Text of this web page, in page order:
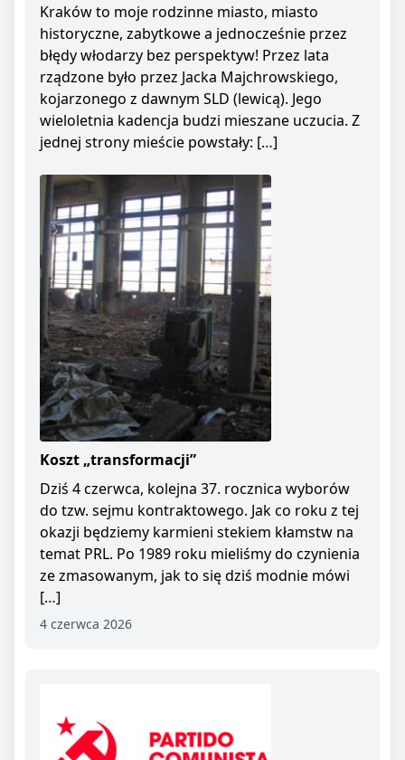
Kraków to moje rodzinne miasto, miasto
historyczne, zabytkowe a jednocześnie przez
błędy włodarzy bez perspektyw! Przez lata
rządzone było przez Jacka Majchrowskiego,
kojarzonego z dawnym SLD (lewicą). Jego
wieloletnia kadencja budzi mieszane uczucia. Z
jednej strony mieście powstały: […]
Koszt „transformacji”
Dziś 4 czerwca, kolejna 37. rocznica wyborów
do tzw. sejmu kontraktowego. Jak co roku z tej
okazji będziemy karmieni stekiem kłamstw na
temat PRL. Po 1989 roku mieliśmy do czynienia
ze zmasowanym, jak to się dziś modnie mówi
[…]
4 czerwca 2026